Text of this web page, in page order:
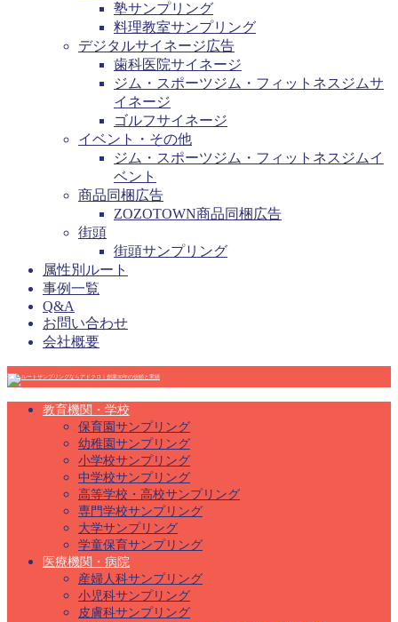
塾サンプリング
料理教室サンプリング
デジタルサイネージ広告
歯科医院サイネージ
ジム・スポーツジム・フィットネスジムサ
イネージ
ゴルフサイネージ
イベント・その他
ジム・スポーツジム・フィットネスジムイ
ベント
商品同梱広告
ZOZOTOWN商品同梱広告
街頭
街頭サンプリング
属性別ルート
事例一覧
Q&A
お問い合わせ
会社概要
教育機関・学校
保育園サンプリング
幼稚園サンプリング
小学校サンプリング
中学校サンプリング
高等学校・高校サンプリング
専門学校サンプリング
大学サンプリング
学童保育サンプリング
医療機関・病院
産婦人科サンプリング
小児科サンプリング
皮膚科サンプリング